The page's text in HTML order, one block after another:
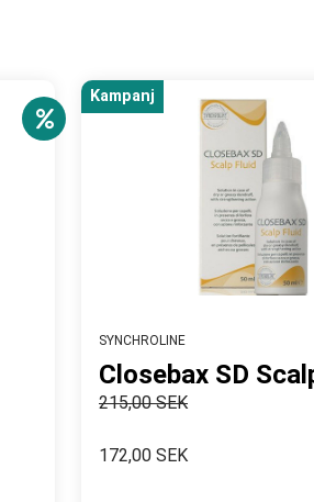
Kampanj
SYNCHROLINE
Closebax SD
215,00 SEK
172,00 SEK